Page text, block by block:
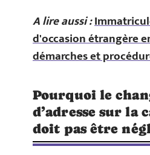
A lire aussi :
d'occasion étrangère
démarches et
Pourquoi le
d’adresse sur la
doit pas être